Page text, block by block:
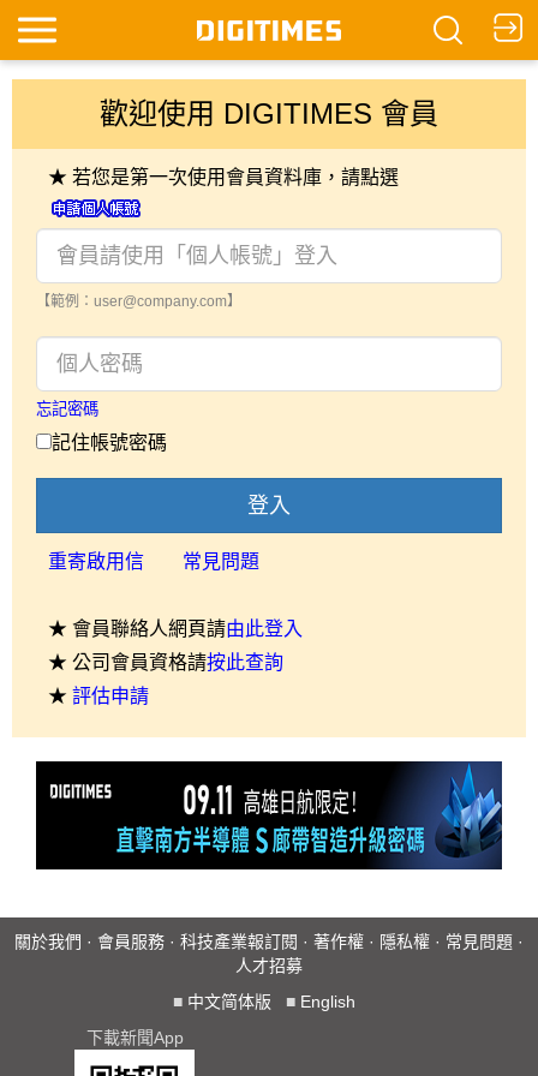
歡迎使用 DIGITIMES 會員
★ 若您是第一次使用會員資料庫，請點選
【範例：user@company.com】
忘記密碼
記住帳號密碼
登入
重寄啟用信 常見問題
★ 會員聯絡人網頁請由此登入
★ 公司會員資格請按此查詢
★ 評估申請
關於我們 · 會員服務 · 科技產業報訂閱 · 著作權 · 隱私權 · 常見問題 ·
人才招募
■ 中文简体版 ■ English
下載新聞App